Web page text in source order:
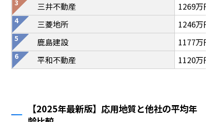
三井不動産
1269万円
三菱地所
1246万円
鹿島建設
1177万円
平和不動産
1120万円
【2025年最新版】応用地質と他社の平均年